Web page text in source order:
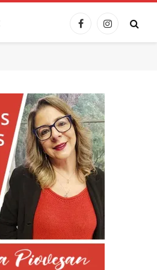
FacebookInstagram